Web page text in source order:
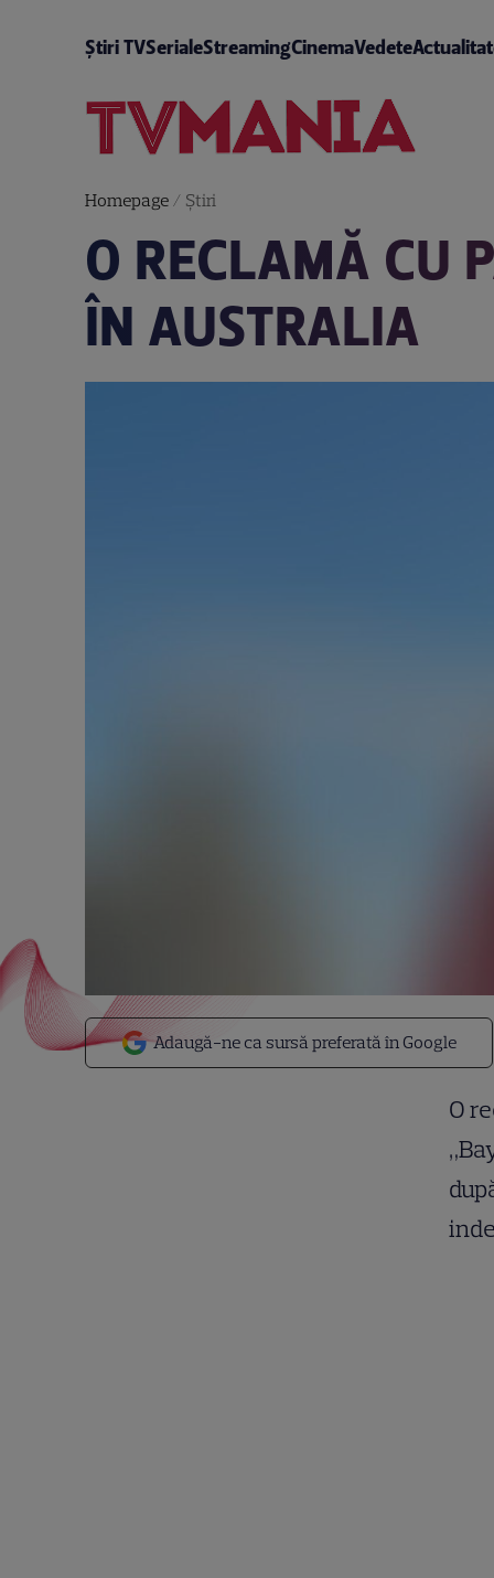
Știri TVSerialeStreamingCinemaVedete
Homepage/ Știri
O RECLAMĂ CU
ÎN AUSTRALIA
Adaugă-ne ca sursă preferată în Google
O